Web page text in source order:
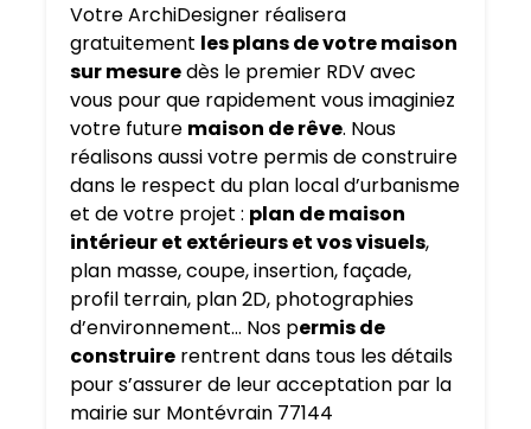
Votre ArchiDesigner réalisera
gratuitement les plans de votre maison
sur mesuredès le premier RDV avec
vous pour que rapidement vous imaginiez
votre future maison de rêve. Nous
réalisons aussi votre permis de construire
dans le respect du plan local d’urbanisme
et de votre projet : plan de maison
intérieur et extérieurs et vos visuels,
plan masse, coupe, insertion, façade,
profil terrain, plan 2D, photographies
d’environnement… Nos permis de
construire rentrent dans tous les détails
pour s’assurer de leur acceptation par la
mairie sur Montévrain 77144